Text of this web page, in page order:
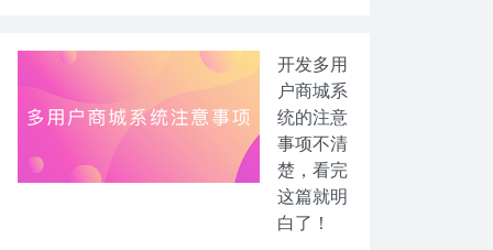
开发多用
户商城系
统的注意
事项不清
楚，看完
这篇就明
白了！